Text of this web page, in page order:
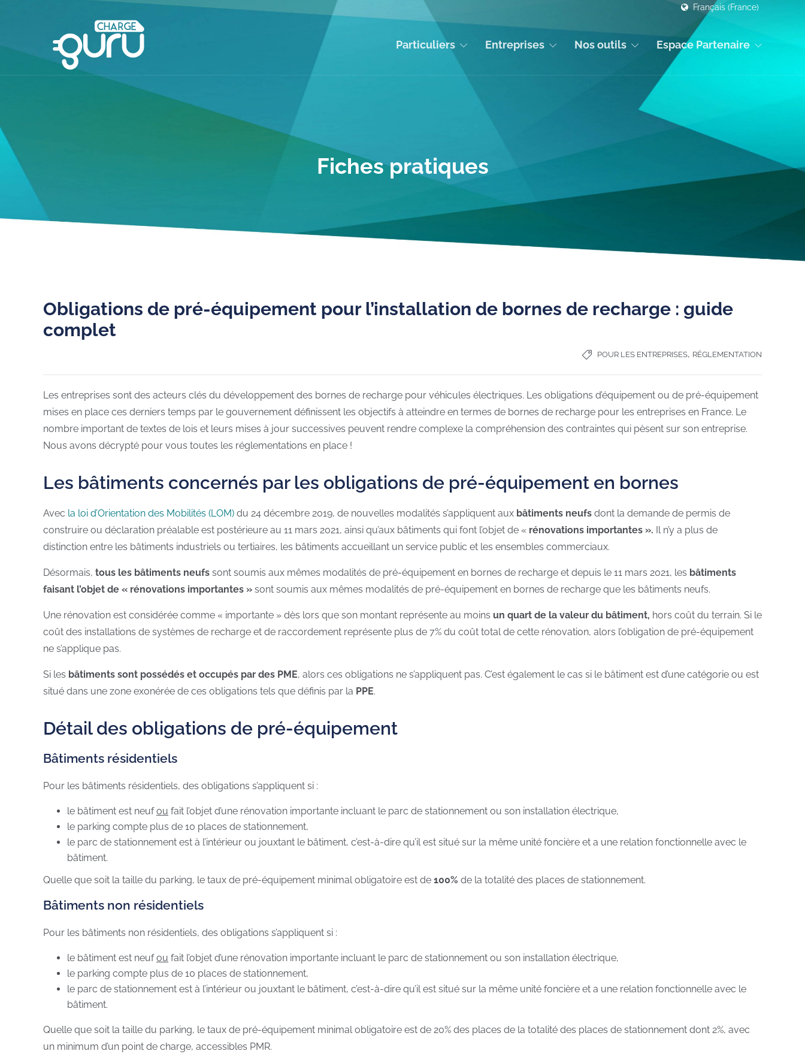
Français (France)
Particuliers Entreprises Nos outils Espace Partenaire
Fiches pratiques
Obligations de pré-équipement pour l’installation de bornes de recharge : guide
complet
POUR LES ENTREPRISES, RÉGLEMENTATION
Les entreprises sont des acteurs clés du développement des bornes de recharge pour véhicules électriques. Les obligations d’équipement ou de pré-équipement
mises en place ces derniers temps par le gouvernement définissent les objectifs à atteindre en termes de bornes de recharge pour les entreprises en France. Le
nombre important de textes de lois et leurs mises à jour successives peuvent rendre complexe la compréhension des contraintes qui pèsent sur son entreprise.
Nous avons décrypté pour vous toutes les réglementations en place !
Les bâtiments concernés par les obligations de pré-équipement en bornes
Avec la loi d’Orientation des Mobilités (LOM) du 24 décembre 2019, de nouvelles modalités s’appliquent aux bâtiments neufs dont la demande de permis de
construire ou déclaration préalable est postérieure au 11 mars 2021, ainsi qu’aux bâtiments qui font l’objet de « rénovations importantes ». Il n’y a plus de
distinction entre les bâtiments industriels ou tertiaires, les bâtiments accueillant un service public et les ensembles commerciaux.
Désormais, tous les bâtiments neufs sont soumis aux mêmes modalités de pré-équipement en bornes de recharge et depuis le 11 mars 2021, les bâtiments
faisant l’objet de « rénovations importantes » sont soumis aux mêmes modalités de pré-équipement en bornes de recharge que les bâtiments neufs.
Une rénovation est considérée comme « importante » dès lors que son montant représente au moins un quart de la valeur du bâtiment, hors coût du terrain. Si le
coût des installations de systèmes de recharge et de raccordement représente plus de 7% du coût total de cette rénovation, alors l’obligation de pré-équipement
ne s’applique pas.
Si les bâtiments sont possédés et occupés par des PME, alors ces obligations ne s’appliquent pas. C’est également le cas si le bâtiment est d’une catégorie ou est
situé dans une zone exonérée de ces obligations tels que définis par la PPE.
Détail des obligations de pré-équipement
Bâtiments résidentiels
Pour les bâtiments résidentiels, des obligations s’appliquent si :
le bâtiment est neufou fait l’objet d’une rénovation importante incluant le parc de stationnement ou son installation électrique,
le parking compte plus de 10 places de stationnement,
le parc de stationnement est à l’intérieur ou jouxtant le bâtiment, c’est-à-dire qu’il est situé sur la même unité foncière et a une relation fonctionnelle avec le
bâtiment.
Quelle que soit la taille du parking, le taux de pré-équipement minimal obligatoire est de 100% de la totalité des places de stationnement.
Bâtiments non résidentiels
Pour les bâtiments non résidentiels, des obligations s’appliquent si :
le bâtiment est neufou fait l’objet d’une rénovation importante incluant le parc de stationnement ou son installation électrique,
le parking compte plus de 10 places de stationnement,
le parc de stationnement est à l’intérieur ou jouxtant le bâtiment, c’est-à-dire qu’il est situé sur la même unité foncière et a une relation fonctionnelle avec le
bâtiment.
Quelle que soit la taille du parking, le taux de pré-équipement minimal obligatoire est de 20% des places de la totalité des places de stationnement dont 2%, avec
un minimum d’un point de charge, accessibles PMR.